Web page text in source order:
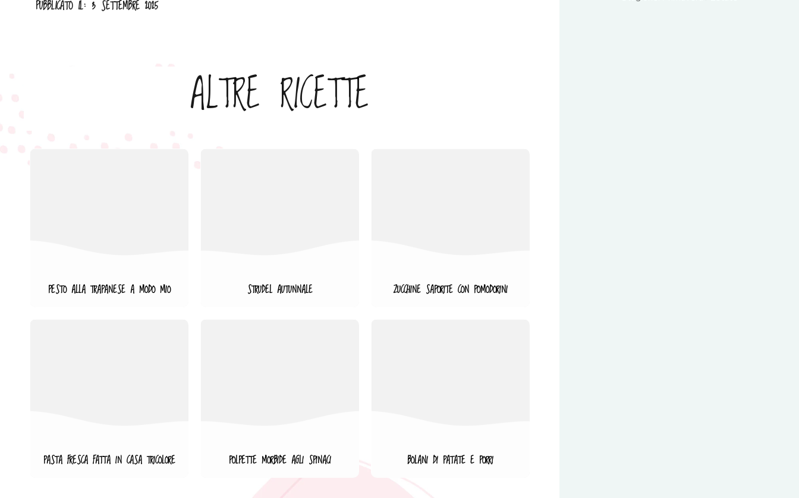
PUBBLICATO IL: 3 SETTEMBRE 2025
ALTRE RICETTE
PESTO ALLA TRAPANESE A MODO MIO STRUDEL AUTUNNALE ZUCCHINE SAPORITE CON POMODORINI
PASTA FRESCA FATTA IN CASA TRICOLORE POLPETTE MORBIDE AGLI SPINACI BOLANI DI PATATE E PORRI